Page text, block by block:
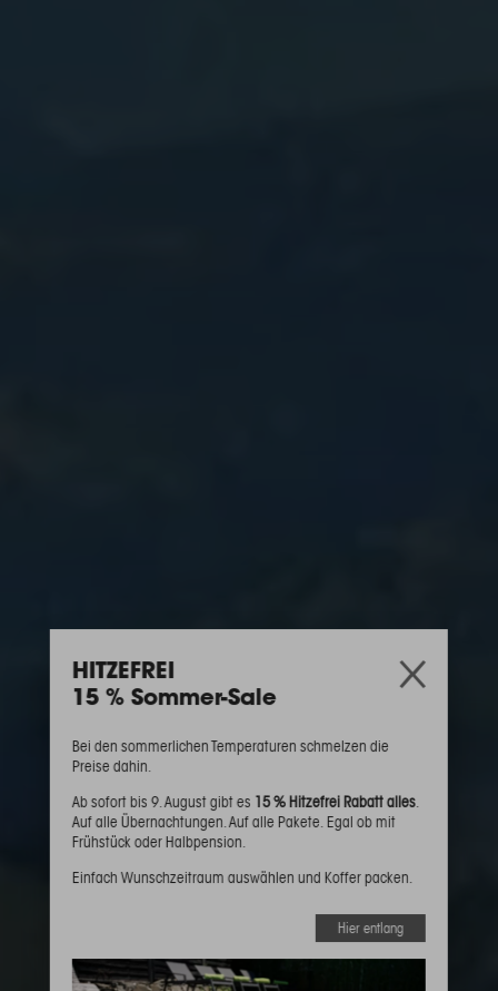
×
HITZEFREI
15 % Sommer-Sale
Bei den sommerlichen Temperaturen schmelzen die
Preise dahin.
Ab sofort bis 9. August gibt es 15 % Hitzefrei Rabatt alles.
Auf alle Übernachtungen. Auf alle Pakete. Egal ob mit
Frühstück oder Halbpension.
Einfach Wunschzeitraum auswählen und Koffer packen.
Hier entlang